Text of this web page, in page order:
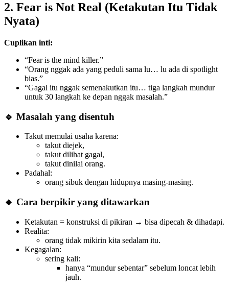
2. Fear is Not Real (Ketakutan Itu Tidak
Nyata)
Cuplikan inti:
“Fear is the mind killer.”
“Orang nggak ada yang peduli sama lu… lu ada di spotlight
bias.”
“Gagal itu nggak semenakutkan itu… tiga langkah mundur
untuk 30 langkah ke depan nggak masalah.”
🔹 Masalah yang disentuh
Takut memulai usaha karena:
takut diejek,
takut dilihat gagal,
takut dinilai orang.
Padahal:
orang sibuk dengan hidupnya masing-masing.
🔹 Cara berpikir yang ditawarkan
Ketakutan = konstruksi di pikiran → bisa dipecah & dihadapi.
Realita:
orang tidak mikirin kita sedalam itu.
Kegagalan:
sering kali:
hanya “mundur sebentar” sebelum loncat lebih
jauh.